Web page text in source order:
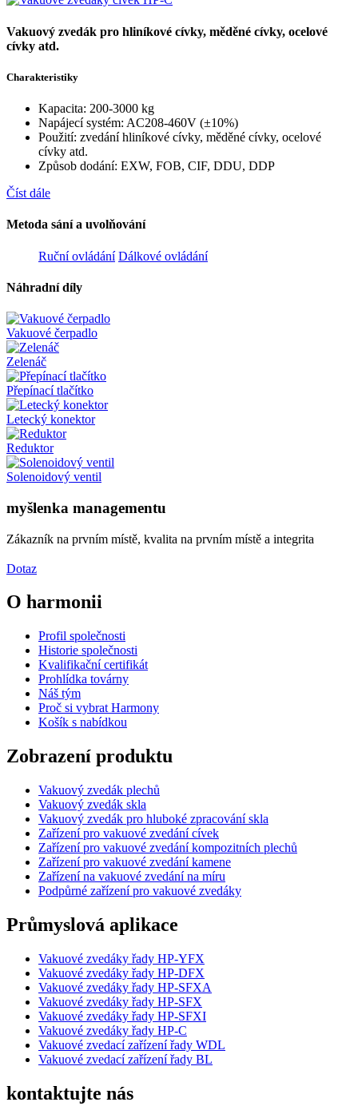
Vakuový zvedák pro hliníkové cívky, měděné cívky, ocelové
cívky atd.
Charakteristiky
Kapacita: 200-3000 kg
Napájecí systém: AC208-460V (±10%)
Použití: zvedání hliníkové cívky, měděné cívky, ocelové
cívky atd.
Způsob dodání: EXW, FOB, CIF, DDU, DDP
Číst dále
Metoda sání a uvolňování
Ruční ovládání Dálkové ovládání
Náhradní díly
Vakuové čerpadlo
Zelenáč
Přepínací tlačítko
Letecký konektor
Reduktor
Solenoidový ventil
myšlenka managementu
Zákazník na prvním místě, kvalita na prvním místě a integrita
Dotaz
O harmonii
Profil společnosti
Historie společnosti
Kvalifikační certifikát
Prohlídka továrny
Náš tým
Proč si vybrat Harmony
Košík s nabídkou
Zobrazení produktu
Vakuový zvedák plechů
Vakuový zvedák skla
Vakuový zvedák pro hluboké zpracování skla
Zařízení pro vakuové zvedání cívek
Zařízení pro vakuové zvedání kompozitních plechů
Zařízení pro vakuové zvedání kamene
Zařízení na vakuové zvedání na míru
Podpůrné zařízení pro vakuové zvedáky
Průmyslová aplikace
Vakuové zvedáky řady HP-YFX
Vakuové zvedáky řady HP-DFX
Vakuové zvedáky řady HP-SFXA
Vakuové zvedáky řady HP-SFX
Vakuové zvedáky řady HP-SFXI
Vakuové zvedáky řady HP-C
Vakuové zvedací zařízení řady WDL
Vakuové zvedací zařízení řady BL
kontaktujte nás